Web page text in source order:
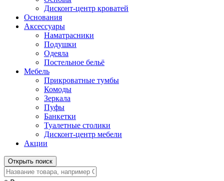
Дисконт-центр кроватей
Основания
Аксессуары
Наматрасники
Подушки
Одеяла
Постельное бельё
Мебель
Прикроватные тумбы
Комоды
Зеркала
Пуфы
Банкетки
Туалетные столики
Дисконт-центр мебели
Акции
Открыть поиск